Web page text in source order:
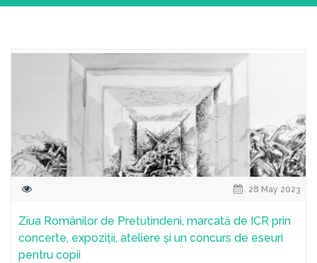
28 May 2023
Ziua Românilor de Pretutindeni, marcată de ICR prin
concerte, expoziții, ateliere și un concurs de eseuri
pentru copii